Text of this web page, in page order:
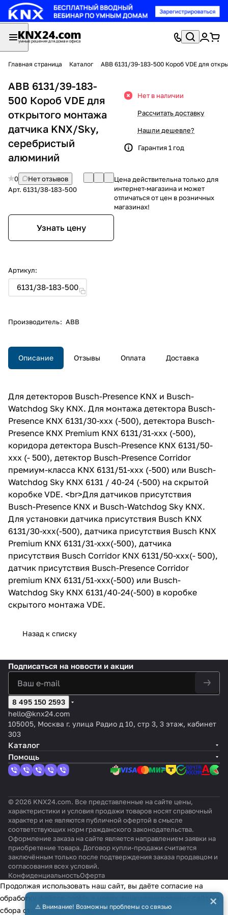
Главная страница Каталог ABB 6131/39-183-500 Короб VDE для
ABB 6131/39-183-
500 Короб VDE для
открытого монтажа
датчика KNX/Sky,
серебристый
алюминий
0
Нет отзывов
Арт. 6131/38-183-500
Узнать цену
Артикул:
6131/38-183-500
Производитель: ABB
Нет в наличии
Рассчитать доставку
Нашли дешевле?
Гарантия 1 год
Цена действительна только для
интернет-магазина и может
отличаться от цен в розничных
магазинах!
Описание Отзывы Оплата Доставка
Для детекторов Busch-Presence KNX и Busch-
Watchdog Sky KNX. Для монтажа детектора Busch-
Presence KNX 6131/30-xxx (-500), детектора Busch-
Presence KNX Premium KNX 6131/31-xxx (-500),
коридора детектора Busch-Presence KNX 6131/50-
xxx (- 500), детектор Busch-Presence Corridor
премиум-класса KNX 6131/51-xxx (-500) или Busch-
Watchdog Sky KNX 6131 / 40-24 (-500) на скрытой
коробке VDE. <br>Для датчиков присутствия
Busch-Presence KNX и Busch-Watchdog Sky KNX.
Для установки датчика присутствия Busch KNX
6131/30-xxx(-500), датчика присутствия Busch KNX
Premium KNX 6131/31-xxx(-500), датчика
присутствия Busch Corridor KNX 6131/50-xxx(- 500),
датчик присутствия Busch-Presence Corridor
premium KNX 6131/51-xxx(-500) или Busch-
Watchdog Sky KNX 6131/40-24(-500) в коробке
скрытого монтажа VDE.
Назад к списку
Подписаться на новости и акции
8 495 150 2593
hello@knx24.com
105005, Москва г. улица Радио д 10, стр 3, 3 этаж, кабинет
303
Каталог
Помощь
© 2026 KNX24.com. Все представленные на сайте цены,
характеристики и условия продажи товаров носят справочный
характер и не являются публичной офертой в смысле
соответствующих норм гражданского законодательства.
Оформление заказа на сайте является направлением заявки на
приобретение товара. Договор купли-продажи считается
заключённым только после подтверждения заказа продавцом и
согласования всех условий.
КонфиденциальностьОферта
⚠️ Внимание! Возможны проблемы со связью ×
Продолжая использовать наш сайт, вы даёте согласие на
обработку файлов cookie в целях функционирования сайта и
сбора статистики в соответствии сполитикой